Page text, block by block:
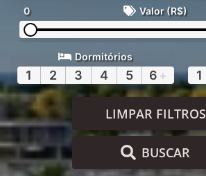
0 Valor (R$)
Dormitórios
1 2 3 4 5 6 + 1
LIMPAR FILTROS
BUSCAR